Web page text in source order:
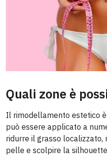
Quali zone è
Il rimodellamento estetico
può essere applicato a
ridurre il grasso
pelle e scolpire la